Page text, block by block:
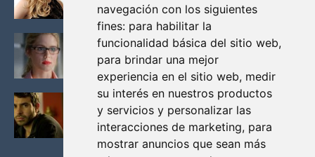
navegación con los siguientes
fines: para habilitar la
funcionalidad básica del sitio web,
para brindar una mejor
experiencia en el sitio web, medir
su interés en nuestros productos
y servicios y personalizar las
interacciones de marketing, para
mostrar anuncios que sean más
Junio 14, 2013
FELICITY (EMILY BETT RICKARDS), LAS FOTOS
Noviembre 30, 2013
BLACK MIRROR: TODA TU HISTORIA. EPISODIO 3.
LA CRITICA
Mayo 17, 2012